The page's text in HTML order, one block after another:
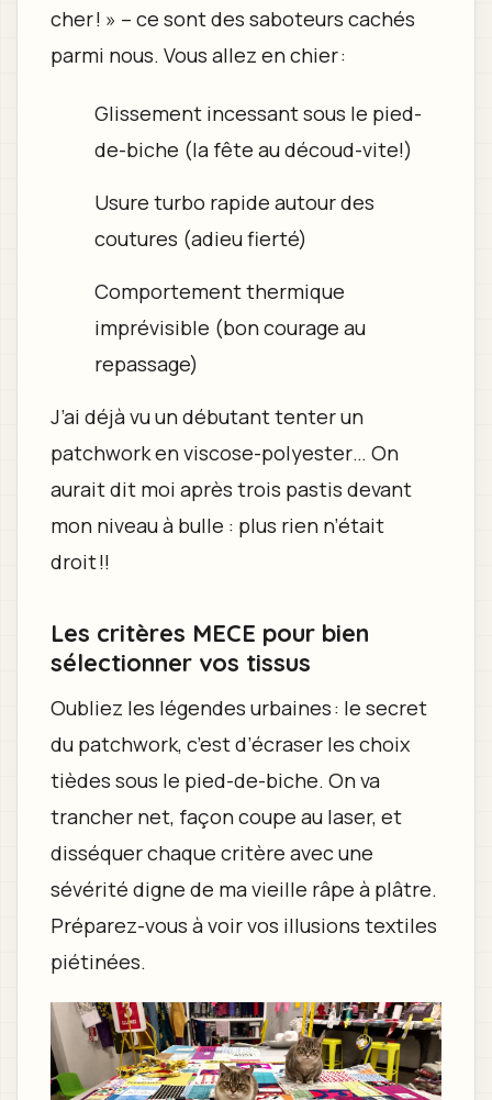
cher ! » – ce sont des saboteurs cachés
parmi nous. Vous allez en chier :
Glissement incessant sous le pied-
de-biche (la fête au découd-vite!)
Usure turbo rapide autour des
coutures (adieu fierté)
Comportement thermique
imprévisible (bon courage au
repassage)
J’ai déjà vu un débutant tenter un
patchwork en viscose-polyester… On
aurait dit moi après trois pastis devant
mon niveau à bulle : plus rien n’était
droit !!
Les critères MECE pour bien
sélectionner vos tissus
Oubliez les légendes urbaines : le secret
du patchwork, c’est d’écraser les choix
tièdes sous le pied-de-biche. On va
trancher net, façon coupe au laser, et
disséquer chaque critère avec une
sévérité digne de ma vieille râpe à plâtre.
Préparez-vous à voir vos illusions textiles
piétinées.